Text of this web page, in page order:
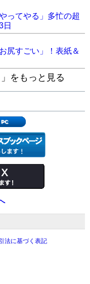
ってやる」多忙の超
日
尻すごい」！表紙＆
」をもっと見る
PC
法に基づく表記